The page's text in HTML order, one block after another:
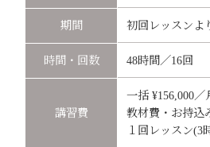
期間 初回レッスンよ
時間・回数 48時間／16回
講習費
一括 ¥156,000
教材費・お持込
１回レッスン(3